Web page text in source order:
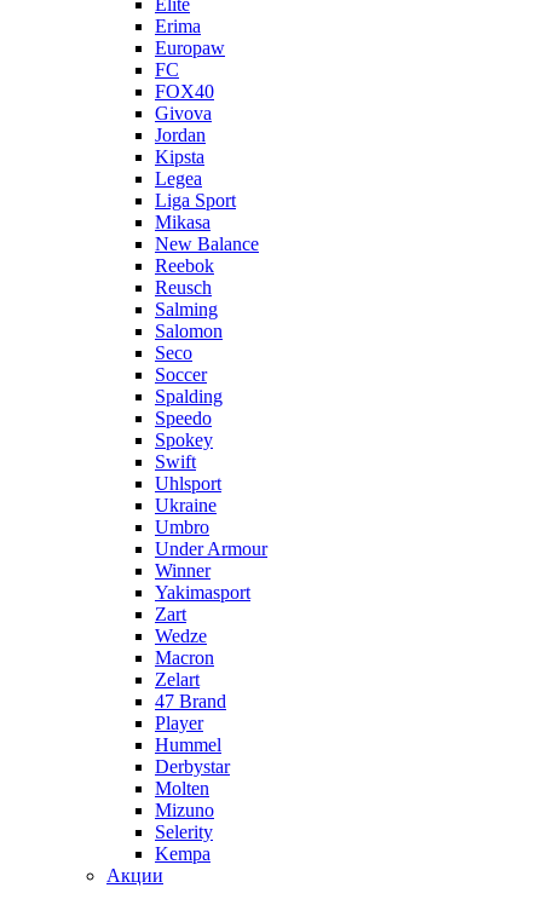
Elite
Erima
Europaw
FC
FOX40
Givova
Jordan
Kipsta
Legea
Liga Sport
Mikasa
New Balance
Reebok
Reusch
Salming
Salomon
Seco
Soccer
Spalding
Speedo
Spokey
Swift
Uhlsport
Ukraine
Umbro
Under Armour
Winner
Yakimasport
Zart
Wedze
Macron
Zelart
47 Brand
Player
Hummel
Derbystar
Molten
Mizuno
Selerity
Kempa
Акции